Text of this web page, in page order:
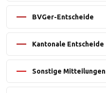
BVGer-Entscheide
Kantonale Entscheide
Sonstige Mitteilungen